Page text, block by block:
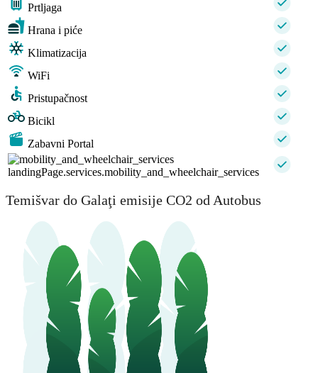
Prtljaga
Hrana i piće
Klimatizacija
WiFi
Pristupačnost
Bicikl
Zabavni Portal
landingPage.services.mobility_and_wheelchair_services
Temišvar do Galaţi emisije CO2 od Autobus